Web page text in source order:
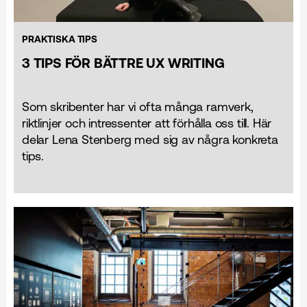
PRAKTISKA TIPS
3 TIPS FÖR BÄTTRE UX WRITING
Som skribenter har vi ofta många ramverk,
riktlinjer och intressenter att förhålla oss till. Här
delar Lena Stenberg med sig av några konkreta
tips.